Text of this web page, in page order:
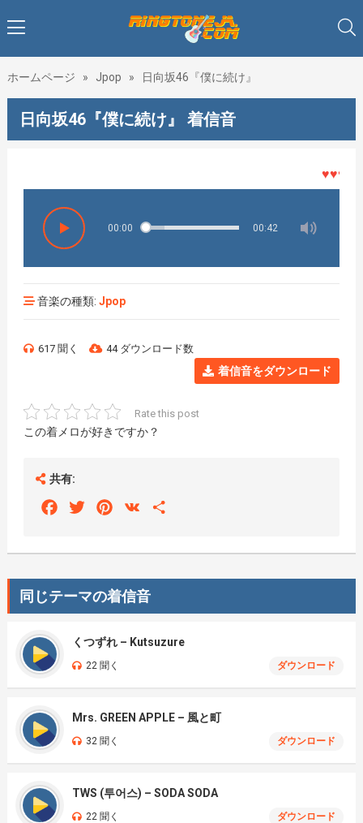
ホームページ » Jpop » 日向坂46『僕に続け』
日向坂46『僕に続け』 着信音
♥♥♥着メ
00:00 00:42
音楽の種類: Jpop
617 聞く 44 ダウンロード数
着信音をダウンロード
Rate this post
この着メロが好きですか？
共有:
FacebookTwitterPinterest
VK
同じテーマの着信音
くつずれ – Kutsuzure
22 聞く ダウンロード
Mrs. GREEN APPLE – 風と町
32 聞く ダウンロード
TWS (투어스) – SODA SODA
22 聞く ダウンロード